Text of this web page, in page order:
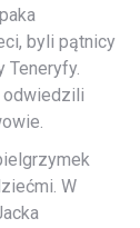
byli pątnicy
Teneryfy.
odwiedzili
W